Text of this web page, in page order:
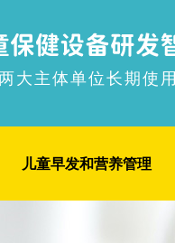
大主体单位长期使用
儿童早发和营养管理